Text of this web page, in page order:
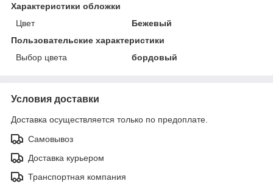
Характеристики обложки
Цвет
Бежевый
Пользовательские характеристики
Выбор цвета
бордовый
Условия доставки
Доставка осуществляется только по предоплате.
Самовывоз
Доставка курьером
Транспортная компания